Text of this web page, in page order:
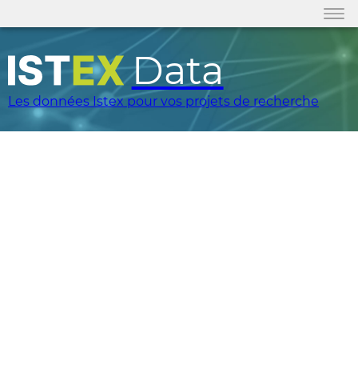
Data
Les données Istex pour vos projets de recherche